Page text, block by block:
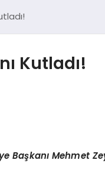
Kutladı!
Başkanı Mehmet